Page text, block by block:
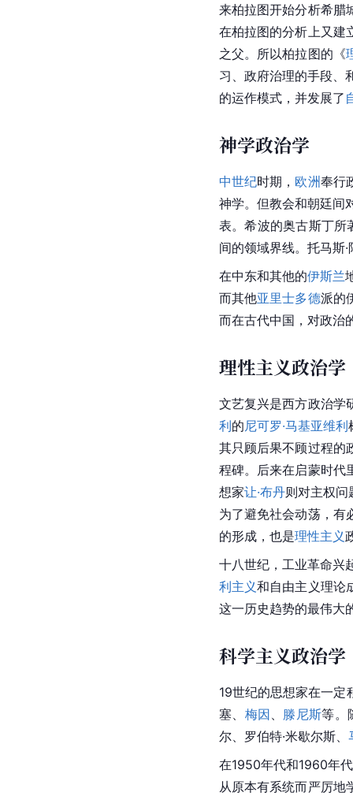
来柏拉图开始分析希腊
在柏拉图的分析上又建
之父。所以柏拉图的《
习、政府治理的手段、
的运作模式，并发展了
神学政治学
中世纪时期， 欧洲奉行
神学。但教会和朝廷间
表。希波的奥古斯丁所
间的领域界线。托马斯
在中东和其他的伊斯兰
而其他亚里士多德派的
而在古代中国，对政治
理性主义政治学
文艺复兴是西方政治学
利的尼可罗·马基亚维利
其只顾后果不顾过程的
程碑。后来在启蒙时代
想家让·布丹则对主权
为了避免社会动荡，有
的形成，也是理性主义
十八世纪，工业革命兴
利主义和自由主义理论
这一历史趋势的最伟大
科学主义政治学
19世纪的思想家在一定
塞、 梅因、 滕尼斯等。
尔、罗伯特·米歇尔斯、
在1950年代和1960年
从原本有系统而严厉地